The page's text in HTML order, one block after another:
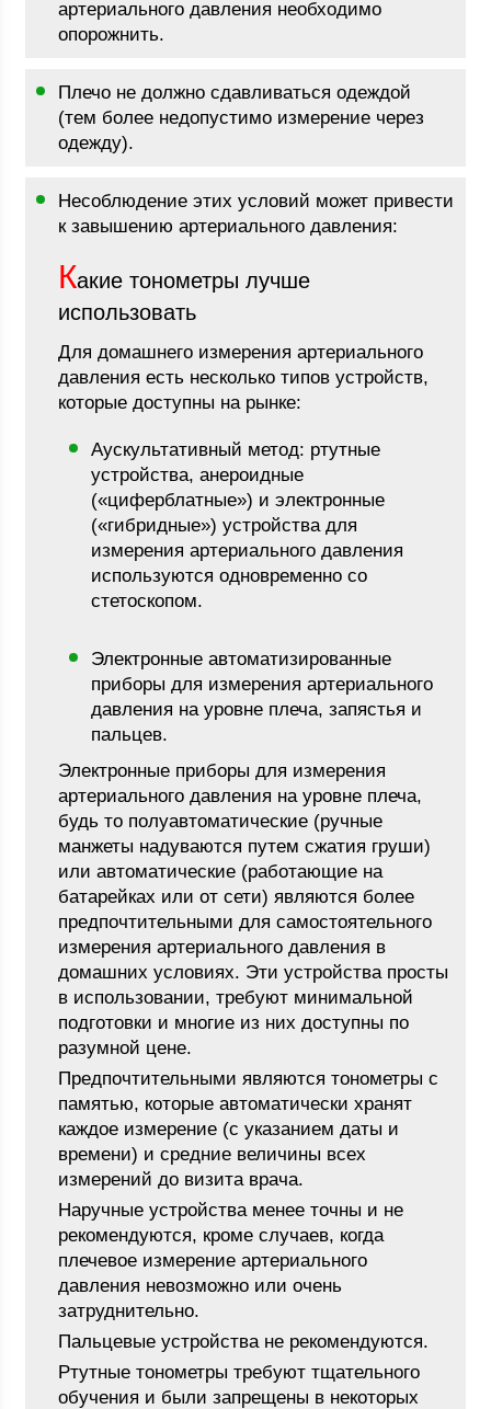
артериального давления необходимо
опорожнить.
Плечо не должно сдавливаться одеждой
(тем более недопустимо измерение через
одежду).
Несоблюдение этих условий может привести
к завышению артериального давления:
Какие тонометры лучше
использовать
Для домашнего измерения артериального
давления есть несколько типов устройств,
которые доступны на рынке:
Аускультативный метод: ртутные
устройства, анероидные
(«циферблатные») и электронные
(«гибридные») устройства для
измерения артериального давления
используются одновременно со
стетоскопом.
Электронные автоматизированные
приборы для измерения артериального
давления на уровне плеча, запястья и
пальцев.
Электронные приборы для измерения
артериального давления на уровне плеча,
будь то полуавтоматические (ручные
манжеты надуваются путем сжатия груши)
или автоматические (работающие на
батарейках или от сети) являются более
предпочтительными для самостоятельного
измерения артериального давления в
домашних условиях. Эти устройства просты
в использовании, требуют минимальной
подготовки и многие из них доступны по
разумной цене.
Предпочтительными являются тонометры с
памятью, которые автоматически хранят
каждое измерение (с указанием даты и
времени) и средние величины всех
измерений до визита врача.
Наручные устройства менее точны и не
рекомендуются, кроме случаев, когда
плечевое измерение артериального
давления невозможно или очень
затруднительно.
Пальцевые устройства не рекомендуются.
Ртутные тонометры требуют тщательного
обучения и были запрещены в некоторых